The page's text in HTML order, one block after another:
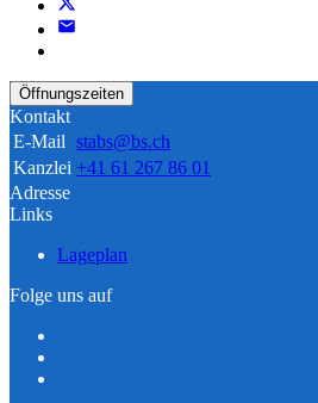
Öffnungszeiten
Kontakt
E-Mail stabs@bs.ch
Kanzlei +41 61 267 86 01
Adresse
Links
Lageplan
Folge uns auf